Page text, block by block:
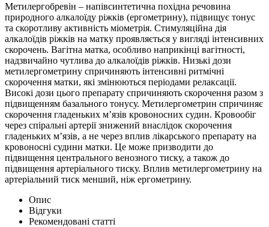
Метилергобревін – напівсинтетична похідна речовина
природного алкалоїду ріжків (ергометрину), підвищує тонус
та скоротливу активність міометрія. Стимуляційна дія
алкалоїдів ріжків на матку проявляється у вигляді інтенсивних
скорочень. Вагітна матка, особливо наприкінці вагітності,
надзвичайно чутлива до алкалоїдів ріжків. Низькі дози
метилергометрину спричиняють інтенсивні ритмічні
скорочення матки, які змінюються періодами релаксації.
Високі дози цього препарату спричиняють скорочення разом з
підвищенням базального тонусу. Метилергометрин спричиняє
скорочення гладеньких м’язів кровоносних судин. Кровообіг
через спіральні артерії знижений внаслідок скорочення
гладеньких м’язів, а не через вплив лікарського препарату на
кровоносні судини матки. Це може призводити до
підвищення центрального венозного тиску, а також до
підвищення артеріального тиску. Вплив метилергометрину на
артеріальний тиск менший, ніж ергометрину.
Опис
Відгуки
Рекомендовані статті